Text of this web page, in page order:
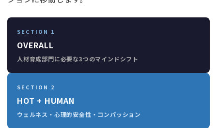
SECTION 1
OVERALL
人材育成部門に必要な3つのマインドシフト
SECTION 2
HOT + HUMAN
ウェルネス・心理的安全性・コンパッション